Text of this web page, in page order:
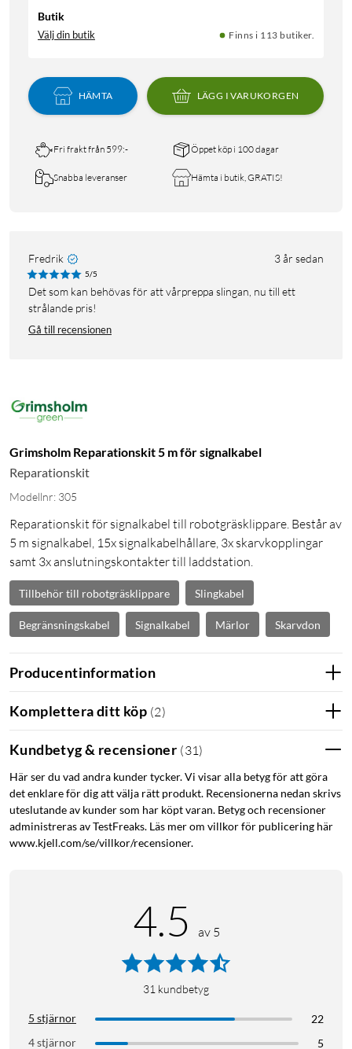
Butik
Välj din butik Finns i 113 butiker.
HÄMTA LÄGG I VARUKORGEN
Fri frakt från 599:- Öppet köp i 100 dagar
Snabba leveranser Hämta i butik, GRATIS!
Fredrik 3 år sedan
5/5
Det som kan behövas för att vårpreppa slingan, nu till ett
strålande pris!
Gå till recensionen
Grimsholm Reparationskit 5 m för signalkabel
Reparationskit
Modellnr: 305
Reparationskit för signalkabel till robotgräsklippare. Består av
5 m signalkabel, 15x signalkabelhållare, 3x skarvkopplingar
samt 3x anslutningskontakter till laddstation.
Tillbehör till robotgräsklippare Slingkabel
Begränsningskabel Signalkabel Märlor Skarvdon
Producentinformation
Komplettera ditt köp (2)
Kundbetyg & recensioner (31 )
Här ser du vad andra kunder tycker. Vi visar alla betyg för att göra
det enklare för dig att välja rätt produkt. Recensionerna nedan skrivs
uteslutande av kunder som har köpt varan. Betyg och recensioner
administreras av TestFreaks. Läs mer om villkor för publicering här
www.kjell.com/se/villkor/recensioner.
4.5 av 5
31 kundbetyg
5 stjärnor
22
4 stjärnor
5